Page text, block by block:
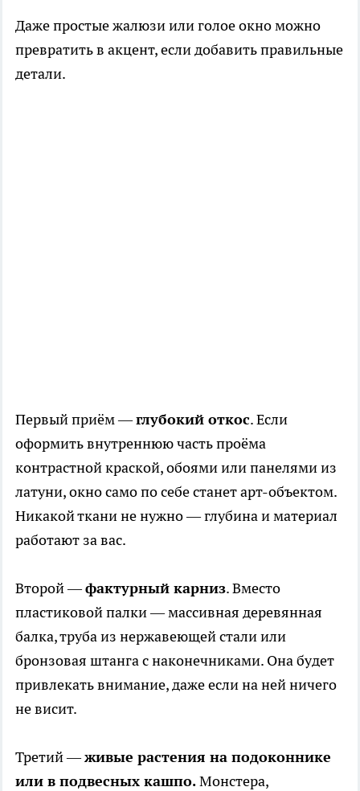
Даже простые жалюзи или голое окно можно
превратить в акцент, если добавить правильные
детали.
Первый приём —глубокий откос. Если
оформить внутреннюю часть проёма
контрастной краской, обоями или панелями из
латуни, окно само по себе станет арт-объектом.
Никакой ткани не нужно — глубина и материал
работают за вас.
Второй —фактурный карниз. Вместо
пластиковой палки — массивная деревянная
балка, труба из нержавеющей стали или
бронзовая штанга с наконечниками. Она будет
привлекать внимание, даже если на ней ничего
не висит.
Третий —живые растения на подоконнике
или в подвесных кашпо.Монстера,